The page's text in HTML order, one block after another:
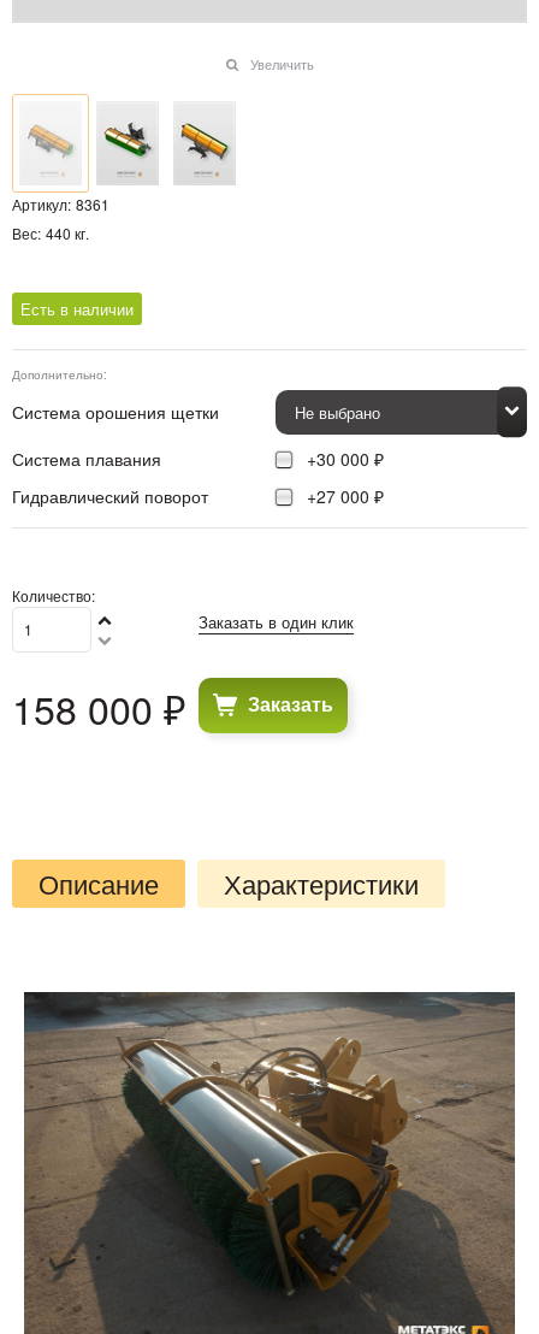
Увеличить
Артикул: 8361
Вес: 440 кг.
Есть в наличии
Дополнительно:
Система орошения щетки
Система плавания
+30 000 ₽
Гидравлический поворот
+27 000 ₽
Количество:
158 000 ₽
Заказать в один клик
Заказать
Описание Характеристики